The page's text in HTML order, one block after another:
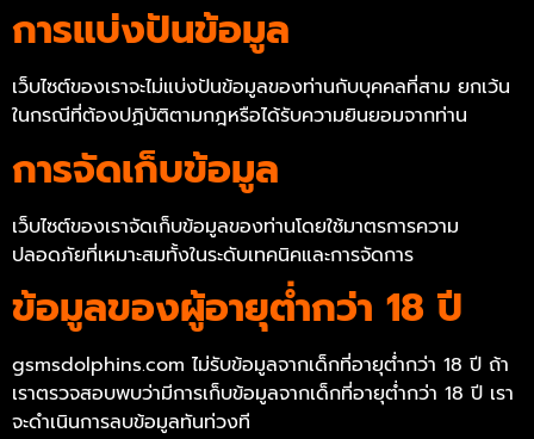
การแบ่งปันข้อมูล
เว็บไซต์ของเราจะไม่แบ่งปันข้อมูลของท่านกับบุคคลที่สาม ยกเว้น
ในกรณีที่ต้องปฏิบัติตามกฎหรือได้รับความยินยอมจากท่าน
การจัดเก็บข้อมูล
เว็บไซต์ของเราจัดเก็บข้อมูลของท่านโดยใช้มาตรการความ
ปลอดภัยที่เหมาะสมทั้งในระดับเทคนิคและการจัดการ
ข้อมูลของผู้อายุต่ำกว่า 18 ปี
gsmsdolphins.com ไม่รับข้อมูลจากเด็กที่อายุต่ำกว่า 18 ปี ถ้า
เราตรวจสอบพบว่ามีการเก็บข้อมูลจากเด็กที่อายุต่ำกว่า 18 ปี เรา
จะดำเนินการลบข้อมูลทันท่วงที